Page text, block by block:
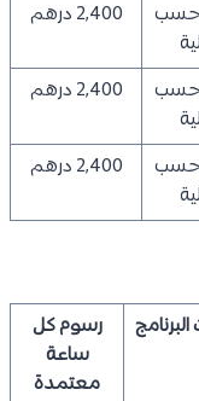
حسب
2,400 درهم
حسب
2,400 درهم
حسب
2,400 درهم
رسوم كل
ساعة
معتمدة